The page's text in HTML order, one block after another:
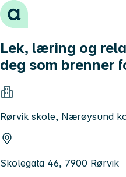
Hopp til innhold
Lek, læring og
deg som brenner
Rørvik skole, Nærøysund
Skolegata 46, 7900 Rørvik